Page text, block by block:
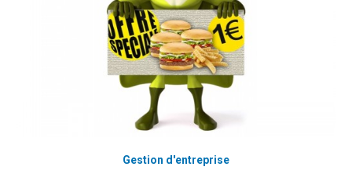
Gestion d'entreprise